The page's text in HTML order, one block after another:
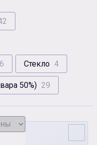
Стекло 4
50%) 29